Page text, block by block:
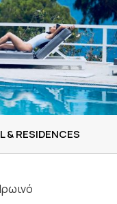
& RESIDENCES